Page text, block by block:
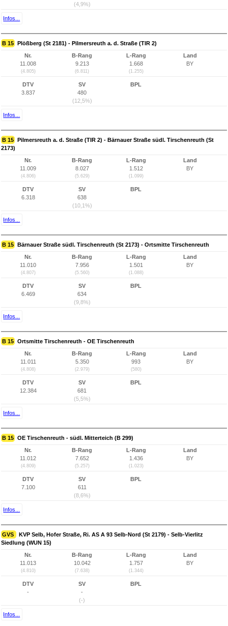
(4,9%)
Infos...
B 15 Plößberg (St 2181) - Pilmersreuth a. d. Straße (TIR 2)
Nr.
11.008
(4.805)
B-Rang
9.213
(6.811)
L-Rang
1.668
(1.255)
Land
BY
DTV
3.837
SV
480
(12,5%)
BPL
Infos...
B 15 Pilmersreuth a. d. Straße (TIR 2) - Bärnauer Straße südl. Tirschenreuth (St
2173)
Nr.
11.009
(4.806)
B-Rang
8.027
(5.629)
L-Rang
1.512
(1.099)
Land
BY
DTV
6.318
SV
638
(10,1%)
BPL
Infos...
B 15 Bärnauer Straße südl. Tirschenreuth (St 2173) - Ortsmitte Tirschenreuth
Nr.
11.010
(4.807)
B-Rang
7.956
(5.560)
L-Rang
1.501
(1.088)
Land
BY
DTV
6.469
SV
634
(9,8%)
BPL
Infos...
B 15 Ortsmitte Tirschenreuth - OE Tirschenreuth
Nr.
11.011
(4.808)
B-Rang
5.350
(2.979)
L-Rang
993
(580)
Land
BY
DTV
12.384
SV
681
(5,5%)
BPL
Infos...
B 15 OE Tirschenreuth - südl. Mitterteich (B 299)
Nr.
11.012
(4.809)
B-Rang
7.652
(5.257)
L-Rang
1.436
(1.023)
Land
BY
DTV
7.100
SV
611
(8,6%)
BPL
Infos...
GVS
KVP Selb, Hofer Straße, Ri. AS A 93 Selb-Nord (St 2179) - Selb-Vierlitz
Siedlung (WUN 15)
Nr.
11.013
(4.810)
B-Rang
10.042
(7.638)
L-Rang
1.757
(1.344)
Land
BY
DTV
-
SV
-
(-)
BPL
Infos...